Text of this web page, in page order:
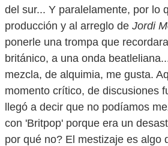
del sur... Y paralelamente, por lo
producción y al arreglo de Jordi
ponerle una trompa que
británico, a una onda
mezcla, de alquimia, me gusta.
momento crítico, de discusiones
llegó a decir que no podíamos
con 'Britpop' porque era un
por qué no? El mestizaje es algo